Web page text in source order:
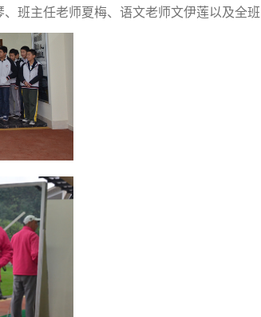
班主任老师夏梅、语文老师文伊莲以及全班